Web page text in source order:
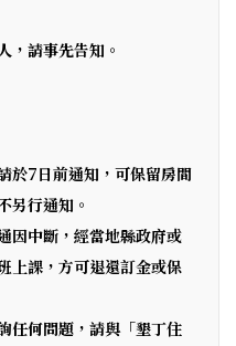
，請事先告知。
於7日前通知，可保留房間
另行通知。
因中斷，經當地縣政府或
上課，方可退還訂金或保
任何問題，請與「墾丁住